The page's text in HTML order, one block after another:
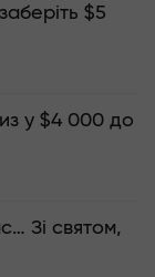
$5
у $4 000 до
Зі святом,